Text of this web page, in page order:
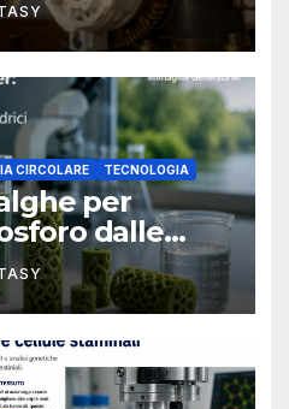
at
CIRCOLARE TECNOLOGIA
per
dalle
della
University